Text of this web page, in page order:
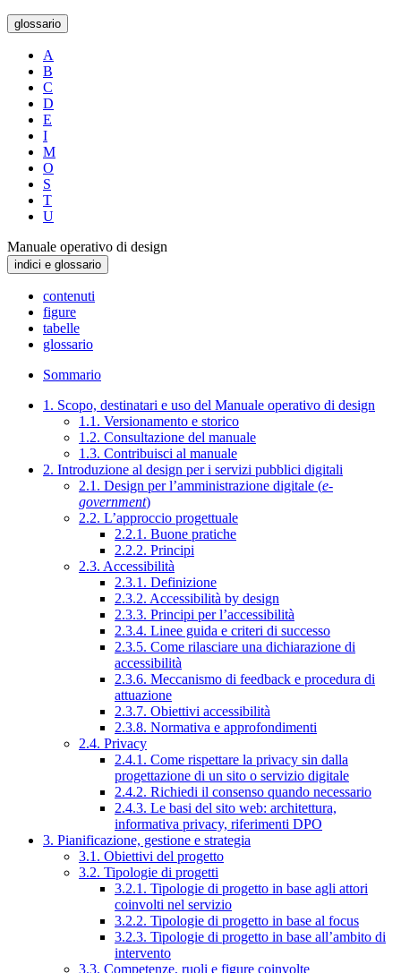
glossario
A
B
C
D
E
I
M
O
S
T
U
Manuale operativo di design
indici e glossario
contenuti
figure
tabelle
glossario
Sommario
1. Scopo, destinatari e uso del Manuale operativo di design
1.1. Versionamento e storico
1.2. Consultazione del manuale
1.3. Contribuisci al manuale
2. Introduzione al design per i servizi pubblici digitali
2.1. Design per l’amministrazione digitale (e-
government)
2.2. L’approccio progettuale
2.2.1. Buone pratiche
2.2.2. Principi
2.3. Accessibilità
2.3.1. Definizione
2.3.2. Accessibilità by design
2.3.3. Principi per l’accessibilità
2.3.4. Linee guida e criteri di successo
2.3.5. Come rilasciare una dichiarazione di
accessibilità
2.3.6. Meccanismo di feedback e procedura di
attuazione
2.3.7. Obiettivi accessibilità
2.3.8. Normativa e approfondimenti
2.4. Privacy
2.4.1. Come rispettare la privacy sin dalla
progettazione di un sito o servizio digitale
2.4.2. Richiedi il consenso quando necessario
2.4.3. Le basi del sito web: architettura,
informativa privacy, riferimenti DPO
3. Pianificazione, gestione e strategia
3.1. Obiettivi del progetto
3.2. Tipologie di progetti
3.2.1. Tipologie di progetto in base agli attori
coinvolti nel servizio
3.2.2. Tipologie di progetto in base al focus
3.2.3. Tipologie di progetto in base all’ambito di
intervento
3.3. Competenze, ruoli e figure coinvolte